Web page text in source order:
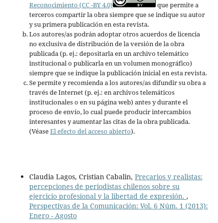
Reconocimiento (CC -BY 4.0)
que permite a
terceros compartir la obra siempre que se indique su autor
y su primera publicación en esta revista.
Los autores/as podrán adoptar otros acuerdos de licencia
no exclusiva de distribución de la versión de la obra
publicada (p. ej.: depositarla en un archivo telemático
institucional o publicarla en un volumen monográfico)
siempre que se indique la publicación inicial en esta revista.
Se permite y recomienda a los autores/as difundir su obra a
través de Internet (p. ej.: en archivos telemáticos
institucionales o en su página web) antes y durante el
proceso de envío, lo cual puede producir intercambios
interesantes y aumentar las citas de la obra publicada.
(VéaseEl efecto del acceso abierto).
Claudia Lagos, Cristian Cabalin, Precarios y realistas:
percepciones de periodistas chilenos sobre su
ejercicio profesional y la libertad de expresión. ,
Perspectivas de la Comunicación: Vol. 6 Núm. 1 (2013):
Enero - Agosto